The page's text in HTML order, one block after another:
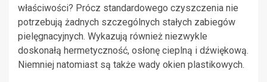
właściwości? Prócz standardowego czyszczenia nie
potrzebują żadnych szczególnych stałych zabiegów
pielęgnacyjnych. Wykazują również niezwykle
doskonałą hermetyczność, osłonę cieplną i dźwiękową.
Niemniej natomiast są także wady okien plastikowych.